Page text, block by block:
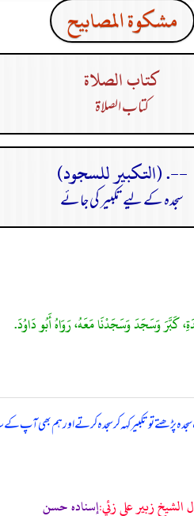
مشكوة المصابيح
كتاب الصلاة
كتاب الصلاة
--. (التكبير للسجود)
سجدہ کے لیے تکبیر کی جائے
تو تکبیر کہہ کر سجدہ کرتے اور ہم بھی آپ کے
الشيخ زبير على زئي:إسناده حسن